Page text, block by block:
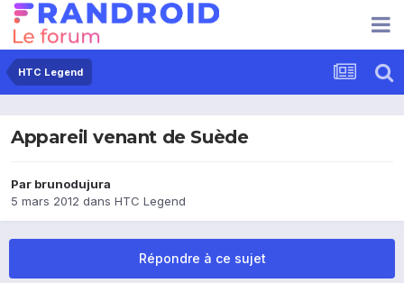
HTC Legend
Appareil venant de Suède
Par brunodujura
5 mars 2012 dans HTC Legend
Répondre à ce sujet